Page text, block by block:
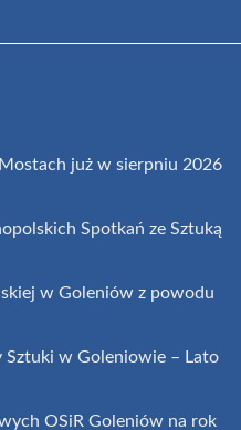
już w sierpniu 2026
Spotkań ze Sztuką
w Goleniów z powodu
w Goleniowie – Lato
OSiR Goleniów na rok